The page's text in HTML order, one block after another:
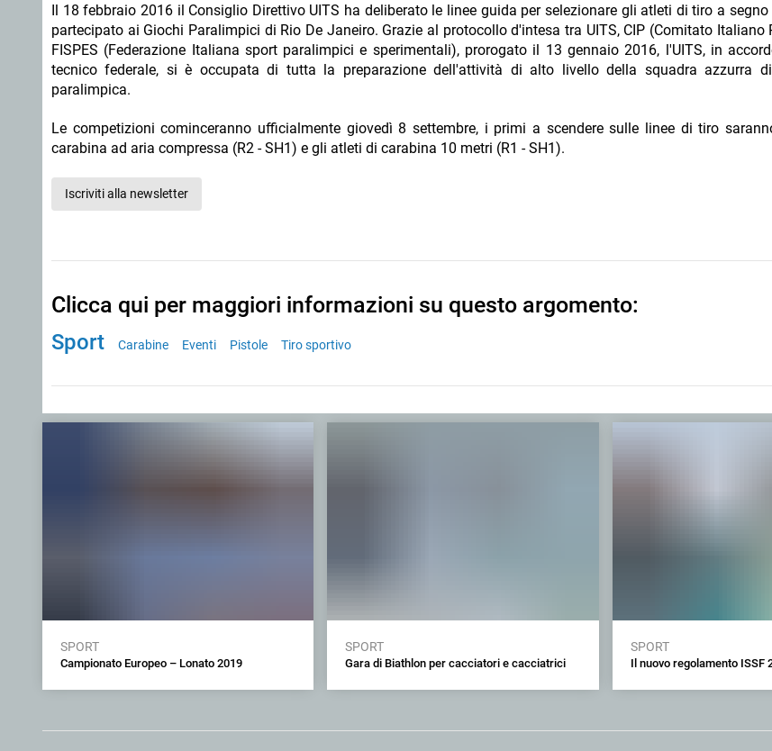
Il 18 febbraio 2016 il Consiglio Direttivo UITS ha deliberato le linee guida per selezionare gli atleti di tiro a segno
partecipato ai Giochi Paralimpici di Rio De Janeiro. Grazie al protocollo d'intesa tra UITS, CIP (Comitato Italiano
FISPES (Federazione Italiana sport paralimpici e sperimentali), prorogato il 13 gennaio 2016, l'UITS, in
tecnico federale, si è occupata di tutta la preparazione dell'attività di alto livello della squadra azzurra
paralimpica.
Le competizioni cominceranno ufficialmente giovedì 8 settembre, i primi a scendere sulle linee di tiro
carabina ad aria compressa (R2 - SH1) e gli atleti di carabina 10 metri (R1 - SH1).
Iscriviti alla newsletter
Clicca qui per maggiori informazioni su questo argomento:
Sport Carabine Eventi Pistole Tiro sportivo
SPORT
Campionato Europeo – Lonato 2019
SPORT
Gara di Biathlon per cacciatori e cacciatrici
SPORT
Il nuovo regolamento ISSF